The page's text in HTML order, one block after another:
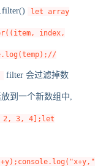
let array
index,
filter 会过滤掉数
到一个新数组中,
2, 3, 4];let